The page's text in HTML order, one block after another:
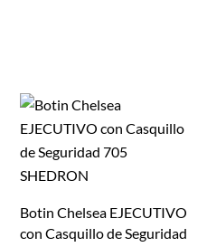
Botin Chelsea EJECUTIVO
con Casquillo de Seguridad